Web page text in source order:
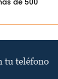
de 500